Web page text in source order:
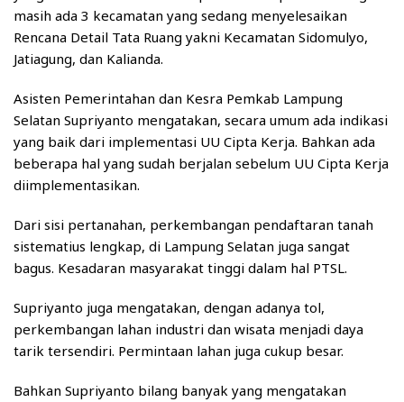
masih ada 3 kecamatan yang sedang menyelesaikan
Rencana Detail Tata Ruang yakni Kecamatan Sidomulyo,
Jatiagung, dan Kalianda.
Asisten Pemerintahan dan Kesra Pemkab Lampung
Selatan Supriyanto mengatakan, secara umum ada indikasi
yang baik dari implementasi UU Cipta Kerja. Bahkan ada
beberapa hal yang sudah berjalan sebelum UU Cipta Kerja
diimplementasikan.
Dari sisi pertanahan, perkembangan pendaftaran tanah
sistematius lengkap, di Lampung Selatan juga sangat
bagus. Kesadaran masyarakat tinggi dalam hal PTSL.
Supriyanto juga mengatakan, dengan adanya tol,
perkembangan lahan industri dan wisata menjadi daya
tarik tersendiri. Permintaan lahan juga cukup besar.
Bahkan Supriyanto bilang banyak yang mengatakan